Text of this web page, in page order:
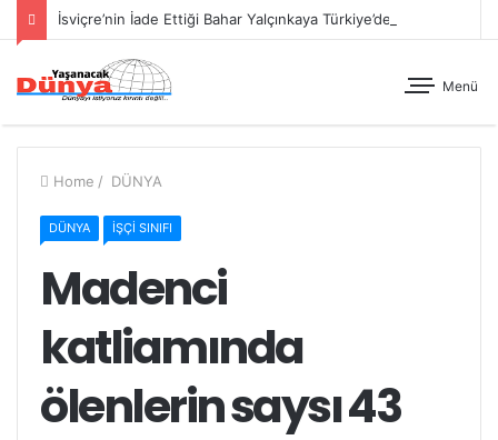
Menü
Home / DÜNYA
DÜNYA İŞÇİ SINIFI
Madenci
katliamında
ölenlerin saysı 43